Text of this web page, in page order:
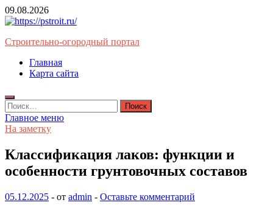
Перейти
к
09.08.2026
Строительно-огородный портал
Главная
Карта сайта
Найти:
Главное меню
На заметку
Классификация лаков: функции и
особенности грунтовочных составов
05.12.2025 - от admin - Оставьте комментарий